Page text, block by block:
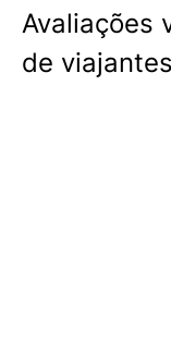
Avaliações
de